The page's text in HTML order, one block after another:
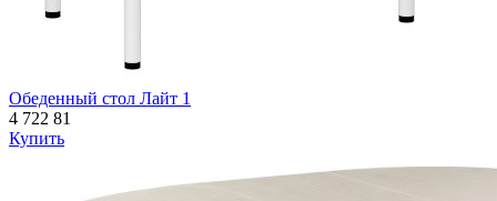
Обеденный стол Лайт 1
4 722 81
Купить